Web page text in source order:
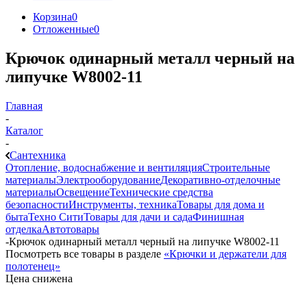
Корзина0
Отложенные0
Крючок одинарный металл черный на
липучке W8002-11
Главная
-
Каталог
-
Сантехника
Отопление, водоснабжение и вентиляцияСтроительные
материалыЭлектрооборудованиеДекоративно-отделочные
материалыОсвещениеТехнические средства
безопасностиИнструменты, техникаТовары для дома и
бытаТехно СитиТовары для дачи и садаФинишная
отделкаАвтотовары
-Крючок одинарный металл черный на липучке W8002-11
Посмотреть все товары в разделе «Крючки и держатели для
полотенец»
Цена снижена